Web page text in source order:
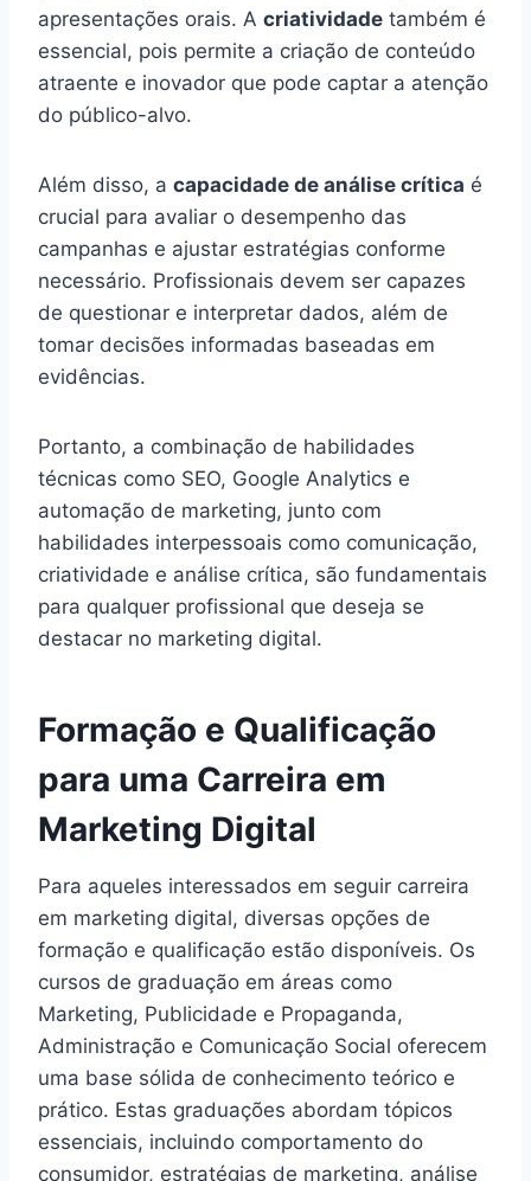
apresentações orais. A criatividade também é
essencial, pois permite a criação de conteúdo
atraente e inovador que pode captar a atenção
do público-alvo.
Além disso, a capacidade de análise crítica é
crucial para avaliar o desempenho das
campanhas e ajustar estratégias conforme
necessário. Profissionais devem ser capazes
de questionar e interpretar dados, além de
tomar decisões informadas baseadas em
evidências.
Portanto, a combinação de habilidades
técnicas como SEO, Google Analytics e
automação de marketing, junto com
habilidades interpessoais como comunicação,
criatividade e análise crítica, são fundamentais
para qualquer profissional que deseja se
destacar no marketing digital.
Formação e Qualificação
para uma Carreira em
Marketing Digital
Para aqueles interessados em seguir carreira
em marketing digital, diversas opções de
formação e qualificação estão disponíveis. Os
cursos de graduação em áreas como
Marketing, Publicidade e Propaganda,
Administração e Comunicação Social oferecem
uma base sólida de conhecimento teórico e
prático. Estas graduações abordam tópicos
essenciais, incluindo comportamento do
consumidor, estratégias de marketing, análise